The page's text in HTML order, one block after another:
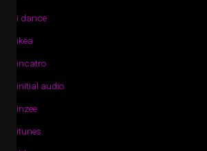
i dance
ikea
incatro
initial audio
inzee
itunes